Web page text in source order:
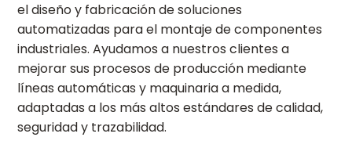
el diseño y fabricación de soluciones
automatizadas para el montaje de componentes
industriales. Ayudamos a nuestros clientes a
mejorar sus procesos de producción mediante
líneas automáticas y maquinaria a medida,
adaptadas a los más altos estándares de calidad,
seguridad y trazabilidad.